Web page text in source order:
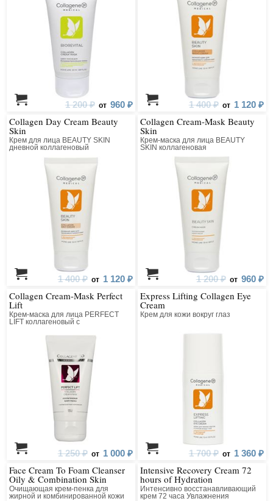
1 200 ₽ от 960 ₽ 1 400 ₽ от 1 120 ₽
Collagen Day Cream Beauty
Skin
Крем для лица BEAUTY SKIN
дневной коллагеновый
1 400 ₽ от 1 120 ₽
Collagen Cream-Mask Beauty
Skin
Крем-маска для лица BEAUTY
SKIN коллагеновая
1 200 ₽ от 960 ₽
Collagen Cream-Mask Perfect
Lift
Крем-маска для лица PERFECT
LIFT коллагеновый с
1 250 ₽ от 1 000 ₽
Express Lifting Collagen Eye
Cream
Крем для кожи вокруг глаз
1 700 ₽ от 1 360 ₽
Face Cream To Foam Cleanser
Oily & Combination Skin
Очищающая крем-пенка для
жирной и комбинированной кожи
Intensive Recovery Cream 72
hours of Hydration
Интенсивно восстанавливающий
крем 72 часа Увлажнения